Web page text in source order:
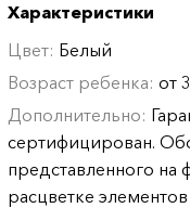
Характеристики
Цвет: Белый
Возраст ребенка:от
Дополнительно:
сертифицирован.
представленного на
расцветке элементов